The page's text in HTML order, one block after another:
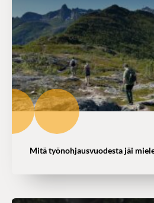
Mitä työnohjausvuodesta jäi